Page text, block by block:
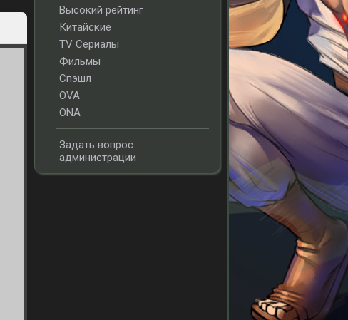
Высокий рейтинг
Китайские
TV Сериалы
Фильмы
Спэшл
OVA
ONA
Задать вопрос
администрации